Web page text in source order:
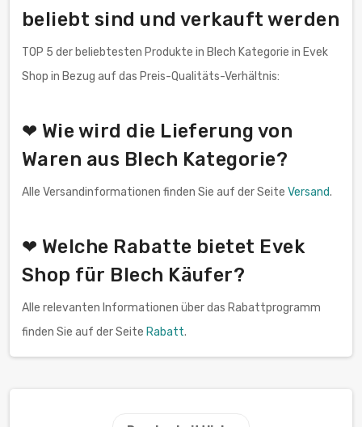
beliebt sind und verkauft werden
TOP 5 der beliebtesten Produkte in Blech Kategorie in Evek
Shop in Bezug auf das Preis-Qualitäts-Verhältnis:
❤ Wie wird die Lieferung von
Waren aus Blech Kategorie?
Alle Versandinformationen finden Sie auf der Seite Versand.
❤ Welche Rabatte bietet Evek
Shop für Blech Käufer?
Alle relevanten Informationen über das Rabattprogramm
finden Sie auf der Seite Rabatt.